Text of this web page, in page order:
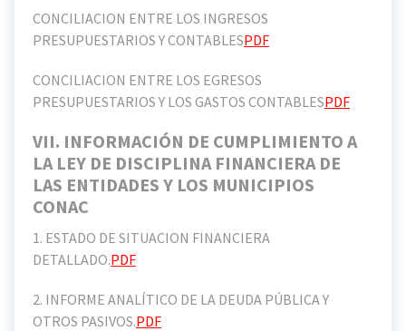
CONCILIACION ENTRE LOS INGRESOS
PRESUPUESTARIOS Y CONTABLESPDF
CONCILIACION ENTRE LOS EGRESOS
PRESUPUESTARIOS Y LOS GASTOS CONTABLESPDF
VII. INFORMACIÓN DE CUMPLIMIENTO A
LA LEY DE DISCIPLINA FINANCIERA DE
LAS ENTIDADES Y LOS MUNICIPIOS
CONAC
1. ESTADO DE SITUACION FINANCIERA
DETALLADO.PDF
2. INFORME ANALÍTICO DE LA DEUDA PÚBLICA Y
OTROS PASIVOS.PDF